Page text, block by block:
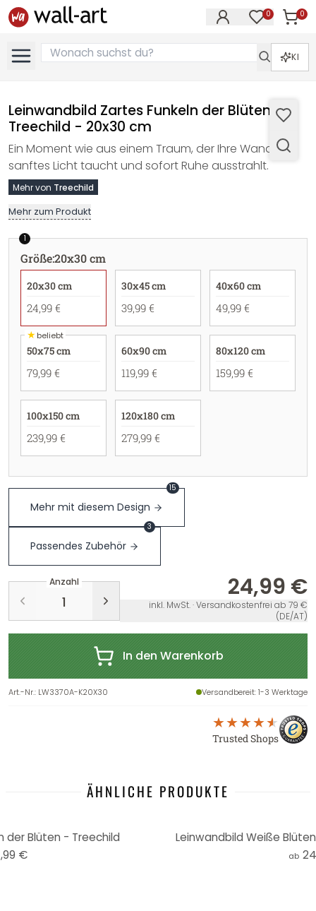
0 0
KI
Leinwandbild Zartes Funkeln der Blüten -
Treechild - 20x30 cm
Ein Moment wie aus einem Traum, der Ihre Wand in
sanftes Licht taucht und sofort Ruhe ausstrahlt.
Mehr von Treechild
Mehr zum Produkt
1
Größe:20x30 cm
20x30 cm
24,99 €
30x45 cm
39,99 €
40x60 cm
49,99 €
★beliebt
50x75 cm
79,99 €
60x90 cm
119,99 €
80x120 cm
159,99 €
100x150 cm
239,99 €
120x180 cm
279,99 €
Mehr mit diesem Design
15
Passendes Zubehör
3
Anzahl 24,99 €
inkl. MwSt. · Versandkostenfrei ab 79 €
(DE/AT)
In den Warenkorb
Art.-Nr.: LW3370A-K20X30 Versandbereit: 1-3 Werktage
Trusted Shops
ÄHNLICHE PRODUKTE
der Blüten - Treechild
€
Leinwandbild Weiße
ab